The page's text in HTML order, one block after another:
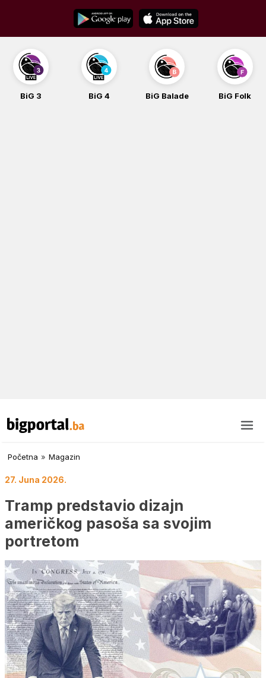
content
BiG 3 BiG 4 BiG Balade BiG Folk
Početna » Magazin
27. Juna 2026.
Tramp predstavio dizajn
američkog pasoša sa svojim
portretom